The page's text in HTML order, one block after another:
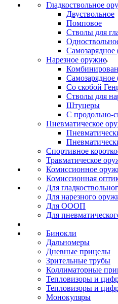
Гладкоствольное
Двуствольное
Помповое
Стволы для
Самозарядное
Нарезное оружие
Самозарядное
Со скобой
Стволы для
Штуцеры
С продольно-
Пневматическое
Спортивное
Травматическое
Комиссионное
Комиссионная
Для
Для нарезного
Для ОООП
Для
Бинокли
Дальномеры
Дневные прицелы
Зрительные трубы
Коллиматорные
Тепловизоры и
Тепловизоры и
Монокуляры